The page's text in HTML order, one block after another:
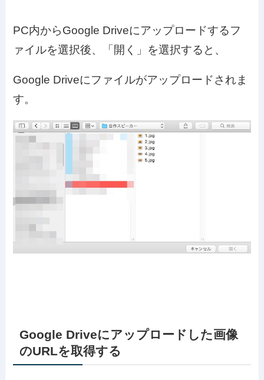
PC内からGoogle Driveにアップロードするフ
ァイルを選択後、「開く」を選択すると、
Google Driveにファイルがアップロードされま
す。
Google Driveにアップロードした画像
のURLを取得する